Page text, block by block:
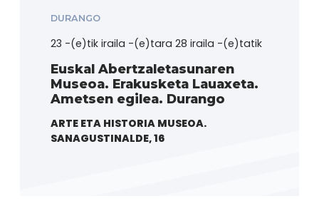
DURANGO
23 -(e)tik iraila -(e)tara 28 iraila -(e)tatik
Euskal Abertzaletasunaren
Museoa. Erakusketa Lauaxeta.
Ametsen egilea. Durango
ARTE ETA HISTORIA MUSEOA.
SANAGUSTINALDE, 16